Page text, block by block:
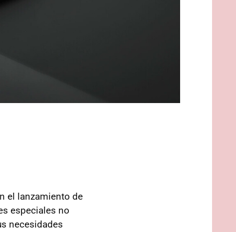
el lanzamiento de
especiales no
necesidades